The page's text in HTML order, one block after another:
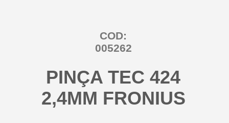
COD:
005262
PINÇA TEC 424
2,4MM FRONIUS